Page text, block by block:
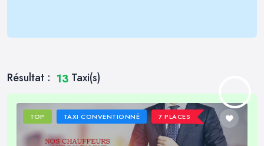
Résultat : 13 Taxi(s)
TOP TAXI CONVENTIONNÉ 7 PLACES